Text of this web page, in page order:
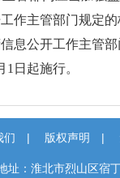
作主管部门规定
息公开工作主管
日起施行。
们 | 版权声明 |
址：淮北市烈山区宿